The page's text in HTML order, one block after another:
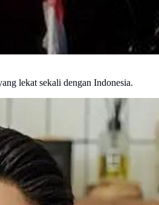
lekat sekali dengan Indonesia.